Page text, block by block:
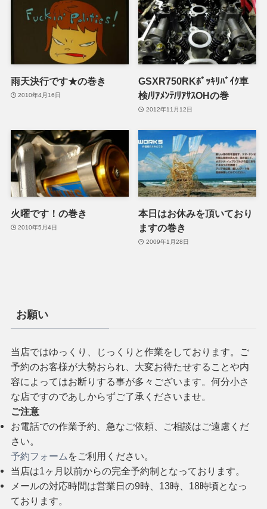
雨天決行です★の巻き
2010年4月16日
GSXR750RKﾎﾟｯｷﾘﾊﾞｲｸ車
検/ﾘｱﾒﾝﾃ/ﾘｱｻｽOHの巻
2012年11月12日
火曜です！の巻き
2010年5月4日
本日はお休みを頂いており
ますの巻き
2009年1月28日
お願い
当店ではゆっくり、じっくりと作業をしております。ご
予約のお客様が大勢おられ、大変お待たせすることや内
容によってはお断りする事が多々ございます。何分小さ
な店ですのであしからずご了承くださいませ。
ご注意
お電話での作業予約、急なご依頼、ご相談はご遠慮くだ
さい。
予約フォーム をご利用ください。
当店は1ヶ月以前からの完全予約制となっております。
メールの対応時間は営業日の9時、13時、18時頃となっ
ております。